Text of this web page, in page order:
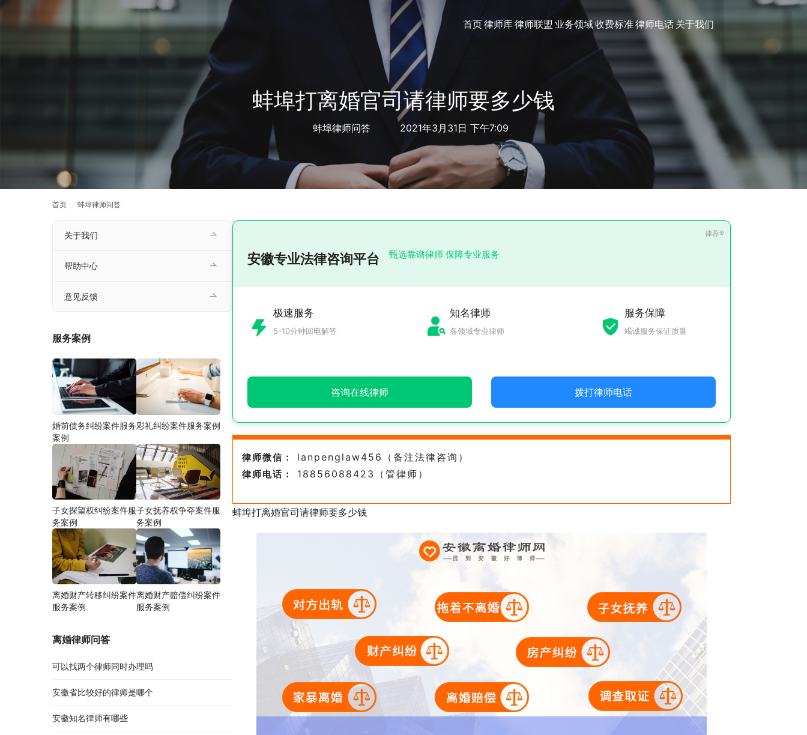
首页律师库律师联盟 业务领域收费标准律师电话关于我们
蚌埠打离婚官司请律师要多少钱
蚌埠律师问答 2021年3月31日 下午7:09
首页 蚌埠律师问答
安徽专业法律咨询平台 甄选靠谱律师 保障专业服务
极速服务
5-10分钟回电解答
知名律师
各领域专业律师
服务保障
竭诚服务保证质量
咨询在线律师 拨打律师电话
律师微信： lanpenglaw456（备注法律咨询）
律师电话： 18856088423（管律师）
蚌埠打离婚官司请律师要多少钱
关于我们
帮助中心
意见反馈
服务案例
婚前债务纠纷案件服务
案例
彩礼纠纷案件服务案例
子女探望权纠纷案件服
务案例
子女抚养权争夺案件服
务案例
离婚财产转移纠纷案件
服务案例
离婚财产赔偿纠纷案件
服务案例
离婚律师问答
可以找两个律师同时办理吗
安徽省比较好的律师是哪个
安徽知名律师有哪些